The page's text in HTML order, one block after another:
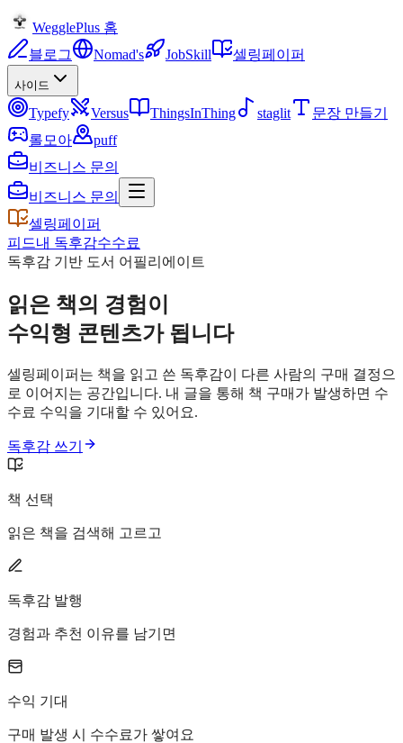
WegglePlus 홈
블로그
Nomad's JobSkill 셀링페이퍼
사이드
Typefy Versus ThingsInThing staglit
문장 만들기
롤모아
puff
비즈니스 문의
비즈니스 문의
셀링페이퍼
피드내 독후감수수료
독후감 기반 도서 어필리에이트
읽은 책의 경험이
수익형 콘텐츠가 됩니다
셀링페이퍼는 책을 읽고 쓴 독후감이 다른 사람의 구매 결정으
로 이어지는 공간입니다. 내 글을 통해 책 구매가 발생하면 수
수료 수익을 기대할 수 있어요.
독후감 쓰기
책 선택
읽은 책을 검색해 고르고
독후감 발행
경험과 추천 이유를 남기면
수익 기대
구매 발생 시 수수료가 쌓여요